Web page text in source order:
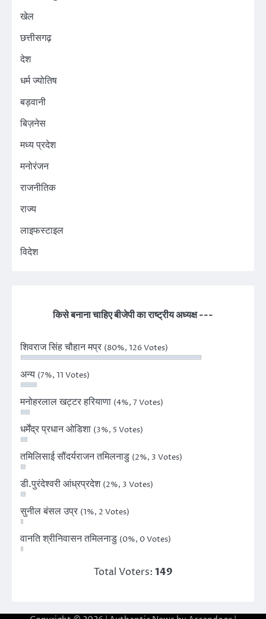
खेल
छत्तीसगढ़
देश
धर्म ज्योतिष
बड़वानी
बिज़नेस
मध्य प्रदेश
मनोरंजन
राजनीतिक
राज्य
लाइफस्टाइल
विदेश
किसे बनाना चाहिए बीजेपी का राष्ट्रीय अध्यक्ष ---
शिवराज सिंह चौहान मप्र (80%, 126 Votes)
अन्य (7%, 11 Votes)
मनोहरलाल खट्टर हरियाणा (4%, 7 Votes)
धर्मेंद्र प्रधान ओडिशा (3%, 5 Votes)
तमिलिसाई सौंदर्यराजन तमिलनाडु (2%, 3 Votes)
डी.पुरंदेश्वरी आंध्रप्रदेश (2%, 3 Votes)
सुनील बंसल उप्र (1%, 2 Votes)
वानति श्रीनिवासन तमिलनाडु (0%, 0 Votes)
Total Voters: 149